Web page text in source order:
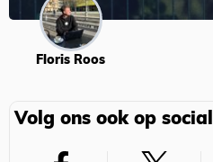
Floris Roos
Volg ons ook op social